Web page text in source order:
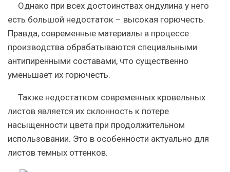
Однако при всех достоинствах ондулина у него
есть большой недостаток – высокая горючесть.
Правда, современные материалы в процессе
производства обрабатываются специальными
антипиренными составами, что существенно
уменьшает их горючесть.
Также недостатком современных кровельных
листов является их склонность к потере
насыщенности цвета при продолжительном
использовании. Это в особенности актуально для
листов темных оттенков.